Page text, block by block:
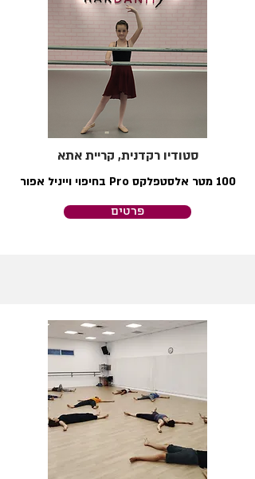
סטודיו רקדנית, קריית אתא
100 מטר אלסטפלקס Pro בחיפוי וייניל אפור
פרטים